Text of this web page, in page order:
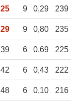
25 9 0,29 239
29 9 0,80 235
39 6 0,69 225
42 6 0,43 222
48 6 0,10 216